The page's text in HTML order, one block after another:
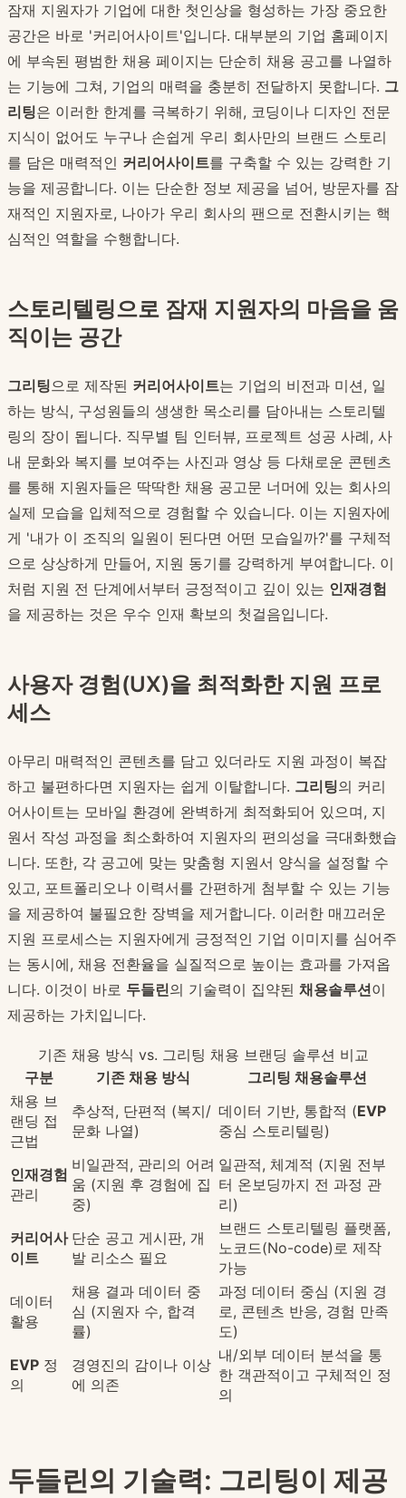
잠재 지원자가 기업에 대한 첫인상을 형성하는 가장 중요한
공간은 바로 '커리어사이트'입니다. 대부분의 기업 홈페이지
에 부속된 평범한 채용 페이지는 단순히 채용 공고를 나열하
는 기능에 그쳐, 기업의 매력을 충분히 전달하지 못합니다. 그
리팅은 이러한 한계를 극복하기 위해, 코딩이나 디자인 전문
지식이 없어도 누구나 손쉽게 우리 회사만의 브랜드 스토리
를 담은 매력적인 커리어사이트를 구축할 수 있는 강력한 기
능을 제공합니다. 이는 단순한 정보 제공을 넘어, 방문자를 잠
재적인 지원자로, 나아가 우리 회사의 팬으로 전환시키는 핵
심적인 역할을 수행합니다.
스토리텔링으로 잠재 지원자의 마음을 움
직이는 공간
그리팅으로 제작된 커리어사이트는 기업의 비전과 미션, 일
하는 방식, 구성원들의 생생한 목소리를 담아내는 스토리텔
링의 장이 됩니다. 직무별 팀 인터뷰, 프로젝트 성공 사례, 사
내 문화와 복지를 보여주는 사진과 영상 등 다채로운 콘텐츠
를 통해 지원자들은 딱딱한 채용 공고문 너머에 있는 회사의
실제 모습을 입체적으로 경험할 수 있습니다. 이는 지원자에
게 '내가 이 조직의 일원이 된다면 어떤 모습일까?'를 구체적
으로 상상하게 만들어, 지원 동기를 강력하게 부여합니다. 이
처럼 지원 전 단계에서부터 긍정적이고 깊이 있는 인재경험
을 제공하는 것은 우수 인재 확보의 첫걸음입니다.
사용자 경험(UX)을 최적화한 지원 프로
세스
아무리 매력적인 콘텐츠를 담고 있더라도 지원 과정이 복잡
하고 불편하다면 지원자는 쉽게 이탈합니다. 그리팅의 커리
어사이트는 모바일 환경에 완벽하게 최적화되어 있으며, 지
원서 작성 과정을 최소화하여 지원자의 편의성을 극대화했습
니다. 또한, 각 공고에 맞는 맞춤형 지원서 양식을 설정할 수
있고, 포트폴리오나 이력서를 간편하게 첨부할 수 있는 기능
을 제공하여 불필요한 장벽을 제거합니다. 이러한 매끄러운
지원 프로세스는 지원자에게 긍정적인 기업 이미지를 심어주
는 동시에, 채용 전환율을 실질적으로 높이는 효과를 가져옵
니다. 이것이 바로 두들린의 기술력이 집약된 채용솔루션이
제공하는 가치입니다.
기존 채용 방식 vs. 그리팅 채용 브랜딩 솔루션 비교
구분
기존 채용 방식
그리팅 채용솔루션
채용 브
랜딩 접
근법
추상적, 단편적 (복지/
문화 나열)
데이터 기반, 통합적 (EVP
중심 스토리텔링)
인재경험
관리
비일관적, 관리의 어려
움 (지원 후 경험에 집
중)
일관적, 체계적 (지원 전부
터 온보딩까지 전 과정 관
리)
커리어사
이트
단순 공고 게시판, 개
발 리소스 필요
브랜드 스토리텔링 플랫폼,
노코드(No-code)로 제작
가능
데이터
활용
채용 결과 데이터 중
심 (지원자 수, 합격
률)
과정 데이터 중심 (지원 경
로, 콘텐츠 반응, 경험 만족
도)
EVP 정
의
경영진의 감이나 이상
에 의존
내/외부 데이터 분석을 통
한 객관적이고 구체적인 정
의
두들린의 기술력: 그리팅이 제공